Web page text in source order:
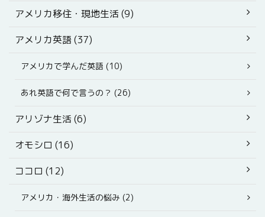
アメリカ移住・現地生活 (9)
アメリカ英語 (37)
アメリカで学んだ英語 (10)
あれ英語で何で言うの？ (26)
アリゾナ生活 (6)
オモシロ (16)
ココロ (12)
アメリカ・海外生活の悩み (2)